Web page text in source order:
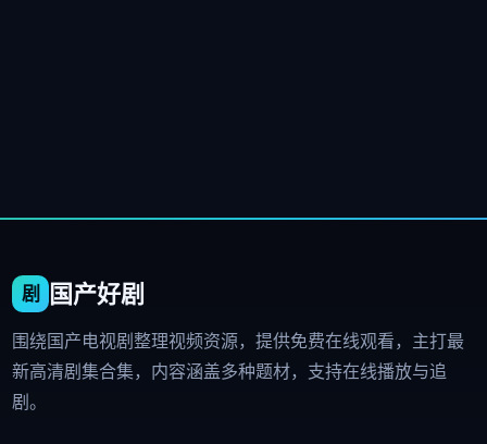
国产好剧
围绕国产电视剧整理视频资源，提供免费在线观看，主打最
新高清剧集合集，内容涵盖多种题材，支持在线播放与追
剧。